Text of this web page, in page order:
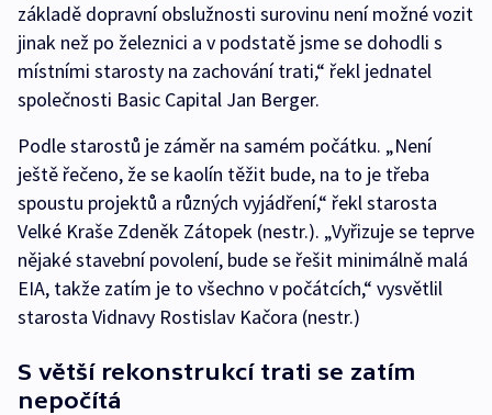
základě dopravní obslužnosti surovinu není možné vozit
jinak než po železnici a v podstatě jsme se dohodli s
místními starosty na zachování trati,“ řekl jednatel
společnosti Basic Capital Jan Berger.
Podle starostů je záměr na samém počátku. „Není
ještě řečeno, že se kaolín těžit bude, na to je třeba
spoustu projektů a různých vyjádření,“ řekl starosta
Velké Kraše Zdeněk Zátopek (nestr.). „Vyřizuje se teprve
nějaké stavební povolení, bude se řešit minimálně malá
EIA, takže zatím je to všechno v počátcích,“ vysvětlil
starosta Vidnavy Rostislav Kačora (nestr.)
S větší rekonstrukcí trati se zatím
nepočítá